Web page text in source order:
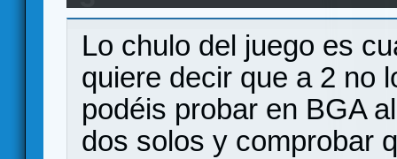
Lo chulo del juego es
quiere decir que a 2 no
podéis probar en BGA
dos solos y comprobar